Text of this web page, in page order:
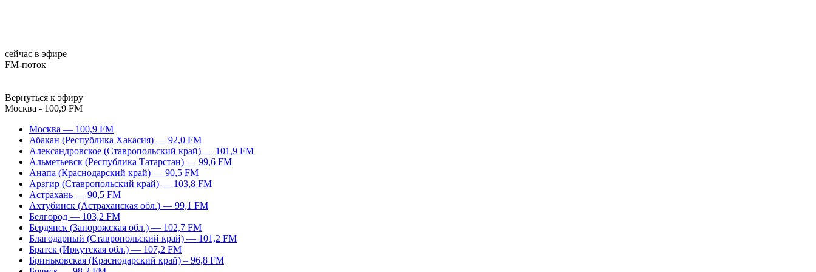
сейчас в эфире
FM-поток
Вернуться к эфиру
Москва - 100,9 FM
Москва — 100,9 FM
Абакан (Республика Хакасия) — 92,0 FM
Александровское (Ставропольский край) — 101,9 FM
Альметьевск (Республика Татарстан) — 99,6 FM
Анапа (Краснодарский край) — 90,5 FM
Арзгир (Ставропольский край) — 103,8 FM
Астрахань — 90,5 FM
Ахтубинск (Астраханская обл.) — 99,1 FM
Белгород — 103,2 FM
Бердянск (Запорожская обл.) — 102,7 FM
Благодарный (Ставропольский край) — 101,2 FM
Братск (Иркутская обл.) — 107,2 FM
Бриньковская (Краснодарский край) – 96,8 FM